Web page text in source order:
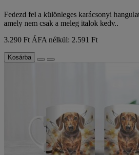
Fedezd fel a különleges karácsonyi
amely nem csak a meleg italok kedv..
3.290 Ft ÁFA nélkül: 2.591 Ft
Kosárba